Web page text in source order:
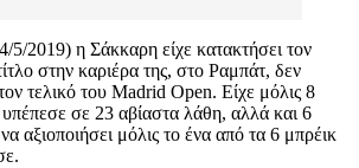
2019) η Σάκκαρη είχε κατακτήσει τον
στην καριέρα της, στο Ραμπάτ, δεν
τελικό του Madrid Open. Είχε μόλις 8
υπέπεσε σε 23 αβίαστα λάθη, αλλά και 6
αξιοποιήσει μόλις το ένα από τα 6 μπρέικ